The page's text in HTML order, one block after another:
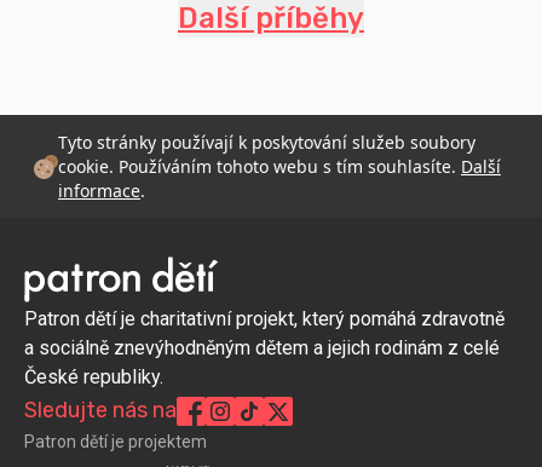
Další příběhy
Tyto stránky používají k poskytování služeb soubory
cookie. Používáním tohoto webu s tím souhlasíte. Další
informace.
Patron dětí je charitativní projekt, který pomáhá zdravotně
a sociálně znevýhodněným dětem a jejich rodinám z celé
České republiky.
Sledujte nás na
Patron dětí je projektem